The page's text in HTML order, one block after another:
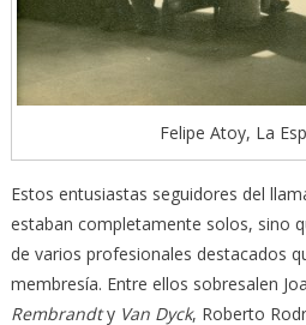
Felipe Atoy, La
Estos entusiastas seguidores del
estaban completamente solos, sino
de varios profesionales destacados
membresía. Entre ellos sobresalen
Rembrandty Van Dyck, Roberto